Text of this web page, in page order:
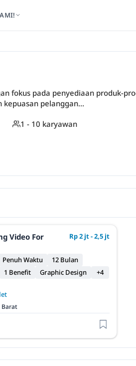
fokus pada penyediaan produk-
pelanggan...
1 - 10 karyawan
Video For
Rp 2 jt - 2,5 jt
Penuh Waktu
12 Bulan
1 Benefit Graphic Design +4
Barat